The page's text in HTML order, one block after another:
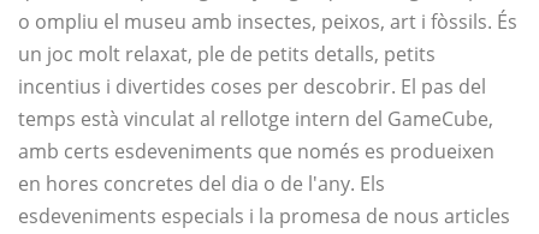
o ompliu el museu amb insectes, peixos, art i fòssils. És
un joc molt relaxat, ple de petits detalls, petits
incentius i divertides coses per descobrir. El pas del
temps està vinculat al rellotge intern del GameCube,
amb certs esdeveniments que només es produeixen
en hores concretes del dia o de l'any. Els
esdeveniments especials i la promesa de nous articles